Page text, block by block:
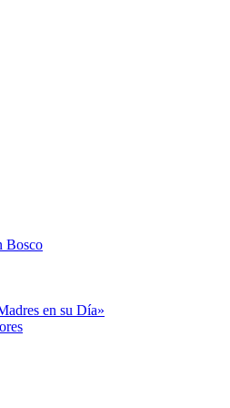
Bosco
en su Día»